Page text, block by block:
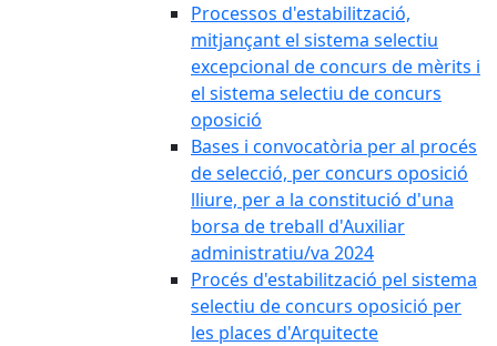
Processos d'estabilització,
mitjançant el sistema selectiu
excepcional de concurs de mèrits i
el sistema selectiu de concurs
oposició
Bases i convocatòria per al procés
de selecció, per concurs oposició
lliure, per a la constitució d'una
borsa de treball d'Auxiliar
administratiu/va 2024
Procés d'estabilització pel sistema
selectiu de concurs oposició per
les places d'Arquitecte